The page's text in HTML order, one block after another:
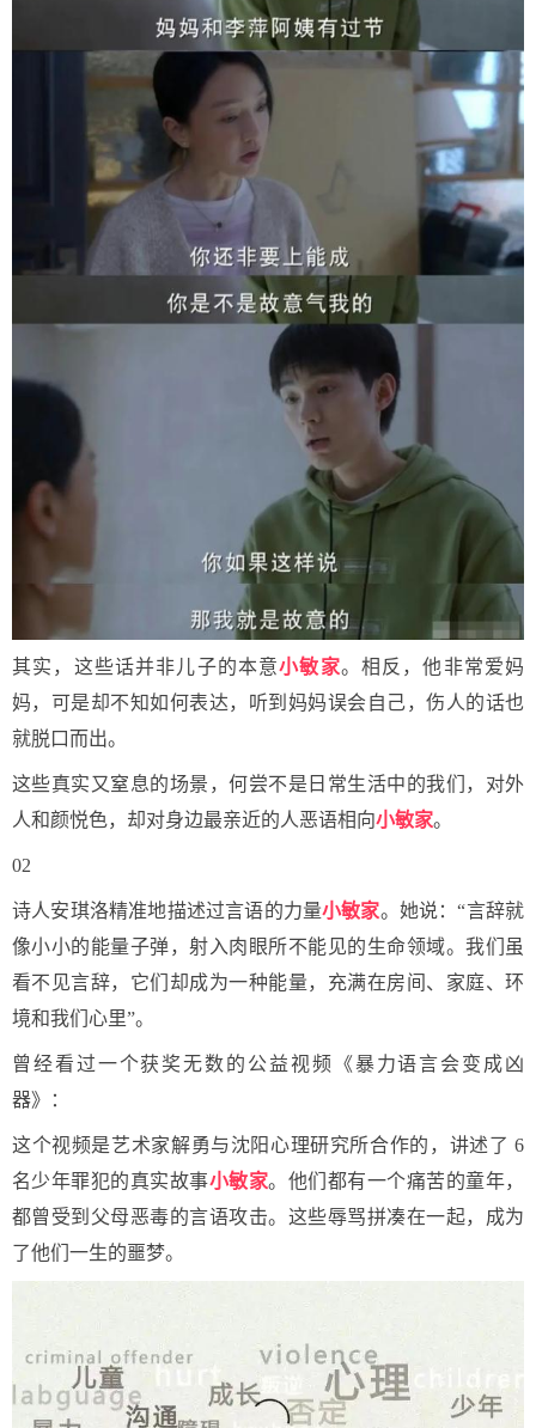
其实，这些话并非儿子的本意小敏家。相反，他非常爱妈
妈，可是却不知如何表达，听到妈妈误会自己，伤人的话也
就脱口而出。
这些真实又窒息的场景，何尝不是日常生活中的我们，对外
人和颜悦色，却对身边最亲近的人恶语相向小敏家。
02
诗人安琪洛精准地描述过言语的力量小敏家。她说：“言辞就
像小小的能量子弹，射入肉眼所不能见的生命领域。我们虽
看不见言辞，它们却成为一种能量，充满在房间、家庭、环
境和我们心里”。
曾经看过一个获奖无数的公益视频《暴力语言会变成凶
器》：
这个视频是艺术家解勇与沈阳心理研究所合作的，讲述了 6
名少年罪犯的真实故事小敏家。他们都有一个痛苦的童年，
都曾受到父母恶毒的言语攻击。这些辱骂拼凑在一起，成为
了他们一生的噩梦。